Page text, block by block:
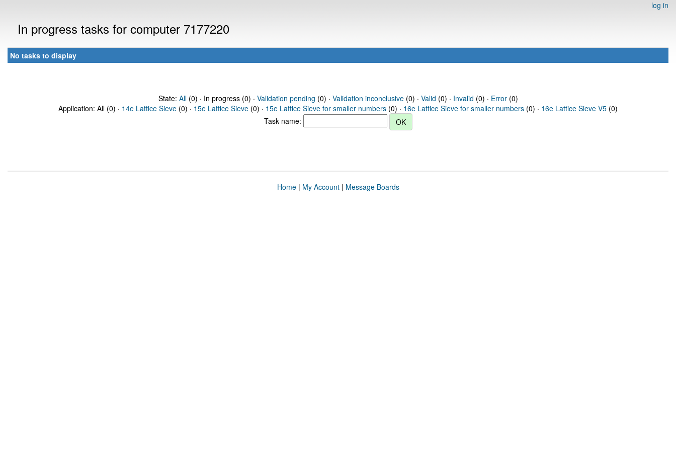
log in
In progress tasks for computer 7177220
No tasks to display
State: All(0) · In progress (0) · Validation pending (0) · Validation inconclusive(0) · Valid (0) · Invalid (0) · Error(0)
Application: All (0) · 14e Lattice Sieve (0) · 15e Lattice Sieve (0) · 15e Lattice Sieve for smaller numbers (0) · 16e Lattice Sieve for smaller numbers (0) · 16e Lattice Sieve V5 (0)
Task name:
Home| My Account| Message Boards